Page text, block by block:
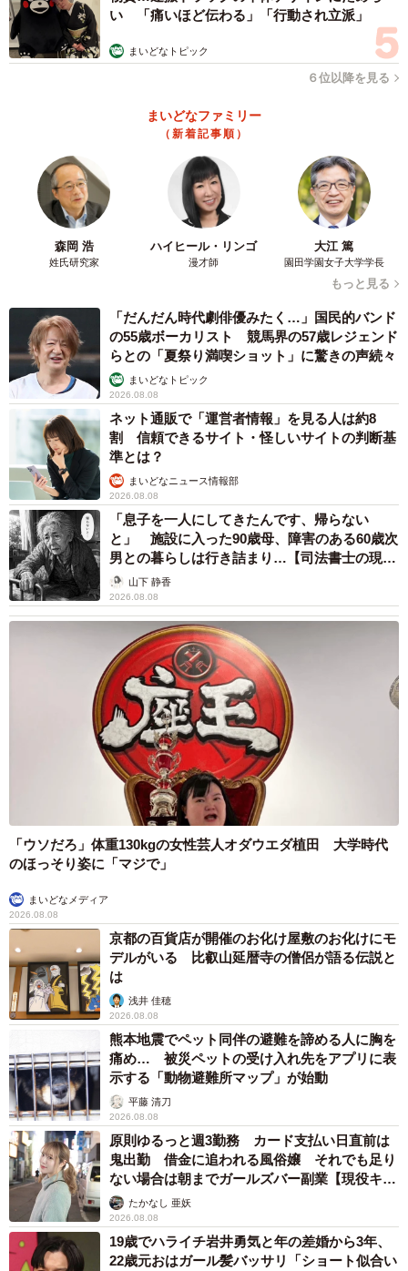
で、超特急で帰るようにしていました。残業がもの凄く多
かったのですが、頑張れたのは全てこの子たちがいてくれ
たからです」と話す。マスク不足で予防対策が万全ではな
粛になっていますが、全く苦ではありません。本当に、に
守番をさせていた分、みんなと過ごせる時間がゆっくり取
れて幸せだな～とプラスに考えています」と、しばらくは
猫たちとの「おうちライフ」を楽しむつもりだ。
5/10
大きくなってもこんなに仲良し
い 「痛いほど伝わる」「行動され立派」
まいどなトピック
６位以降を見る
まいどなファミリー
（新着記事順）
森岡 浩
姓氏研究家
ハイヒール・リンゴ
漫才師
大江 篤
園田学園女子大学学長
もっと見る
「だんだん時代劇俳優みたく…」国民的バンド
の55歳ボーカリスト 競馬界の57歳レジェンド
らとの「夏祭り満喫ショット」に驚きの声続々
まいどなトピック
2026.08.08
ネット通販で「運営者情報」を見る人は約8
割 信頼できるサイト・怪しいサイトの判断基
準とは？
まいどなニュース情報部
2026.08.08
「息子を一人にしてきたんです、帰らない
と」 施設に入った90歳母、障害のある60歳次
男との暮らしは行き詰まり…【司法書士の現場
から】山下 静香
2026.08.08
「ウソだろ」体重130kgの女性芸人オダウエダ植田 大学時代
のほっそり姿に「マジで」
まいどなメディア
2026.08.08
京都の百貨店が開催のお化け屋敷のお化けにモ
デルがいる 比叡山延暦寺の僧侶が語る伝説と
は
浅井 佳穂
2026.08.08
熊本地震でペット同伴の避難を諦める人に胸を
痛め… 被災ペットの受け入れ先をアプリに表
示する「動物避難所マップ」が始動
平藤 清刀
2026.08.08
原則ゆるっと週3勤務 カード支払い日直前は
鬼出勤 借金に追われる風俗嬢 それでも足り
ない場合は朝までガールズバー副業【現役キャ
ストに取材】
たかなし 亜妖
2026.08.08
19歳でハライチ岩井勇気と年の差婚から3年、
22歳元おはガール髪バッサリ「ショート似合い